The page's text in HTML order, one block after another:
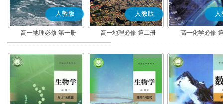
人教版
高一地理必修 第一册
人教版
高一地理必修 第二册
人
高一化学必修